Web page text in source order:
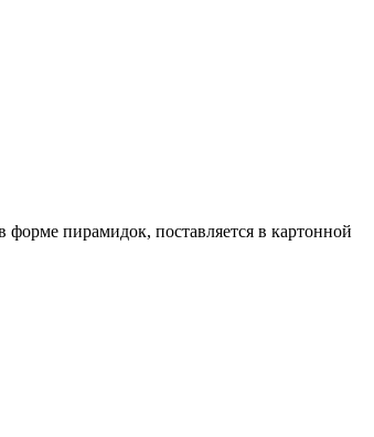
пирамидок, поставляется в картонной